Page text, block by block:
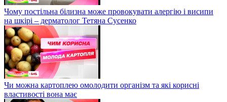
Чому постільна білизна може провокувати алергію і висипи
на шкірі – дерматолог Тетяна Сусенко
Чи можна картоплею омолодити організм та які корисні
властивості вона має